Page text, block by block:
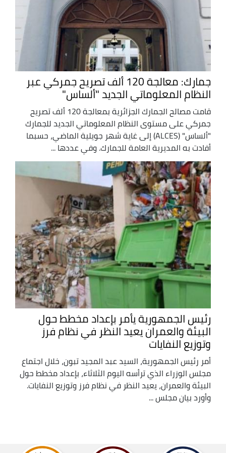
جمارك: معالجة 120 ألف تصريح جمركي عبر
النظام المعلوماتي الجديد "ألساس"
قامت مصالح الجمارك الجزائرية بمعالجة 120 ألف تصريح
جمركي على مستوى النظام المعلوماتي الجديد للجمارك
"ألساس" (ALCES) إلى غاية شهر جويلية الماضي، حسبما
أفادت به المديرية العامة للجمارك. وفي عددها ...
رئيس الجمهورية يأمر بإعداد مخطط حول
البيئة والعمران يعيد النظر في نظام فرز
وتوزيع النفايات
أمر رئيس الجمهورية، السيد عبد المجيد تبون، خلال اجتماع
مجلس الوزراء الذي ترأسه اليوم الثلاثاء، بإعداد مخطط حول
البيئة والعمران، يعيد النظر في نظام فرز وتوزيع النفايات.
وأورد بيان مجلس ...